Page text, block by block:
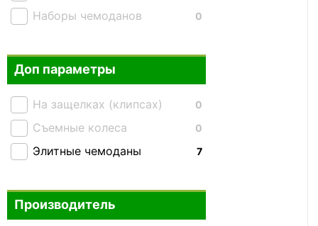
0
Наборы чемоданов
Доп параметры
0
На защелках (клипсах)
0
Съемные колеса
7
Элитные чемоданы
Производитель